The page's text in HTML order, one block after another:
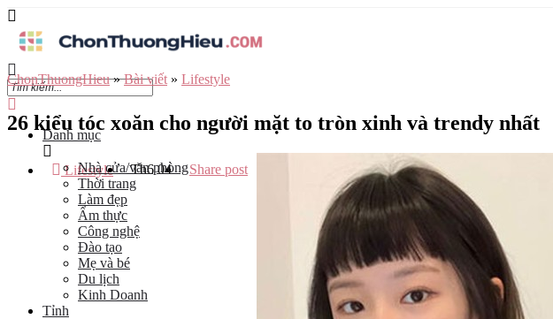
Danh mục
Nhà cửa/văn phòng
Thời trang
Làm đẹp
Ẩm thực
Công nghệ
Đào tạo
Mẹ và bé
Du lịch
Kinh Doanh
Tỉnh
ChonThuongHieu»Bài viết » Lifestyle
26 kiểu tóc xoăn cho người mặt to tròn xinh và trendy nhất
Lifestyle Th6 04 Share post